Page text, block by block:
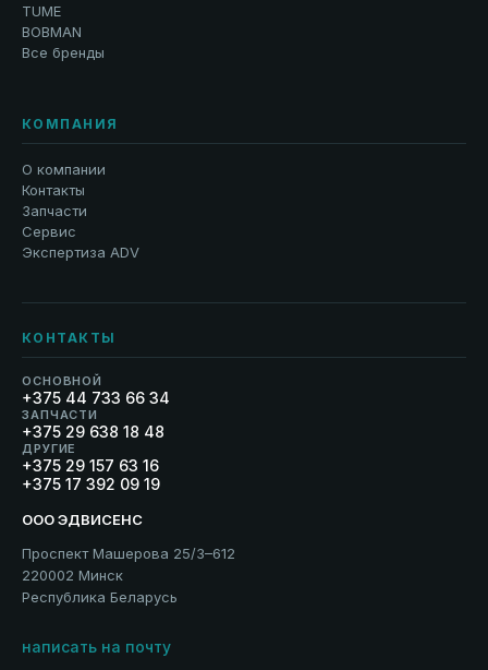
TUME
BOBMAN
Все бренды
КОМПАНИЯ
О компании
Контакты
Запчасти
Сервис
Экспертиза ADV
КОНТАКТЫ
ОСНОВНОЙ
+375 44 733 66 34
ЗАПЧАСТИ
+375 29 638 18 48
ДРУГИЕ
+375 29 157 63 16
+375 17 392 09 19
ООО ЭДВИСЕНС
Проспект Машерова 25/3–612
220002 Минск
Республика Беларусь
написать на почту